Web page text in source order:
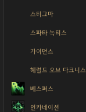
스티그마
스파타 녹티스
가이던스
헤럴드 오브 다크니스
베스퍼스
인카네이션